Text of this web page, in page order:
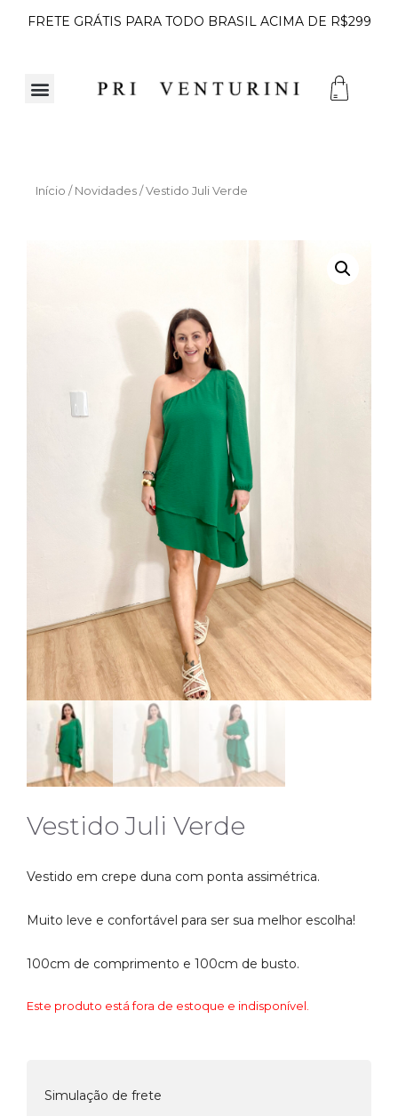
FRETE GRÁTIS PARA TODO BRASIL ACIMA DE R$299
Início / Novidades / Vestido Juli Verde
Vestido Juli Verde
Vestido em crepe duna com ponta assimétrica.
Muito leve e confortável para ser sua melhor escolha!
100cm de comprimento e 100cm de busto.
Este produto está fora de estoque e indisponível.
Simulação de frete